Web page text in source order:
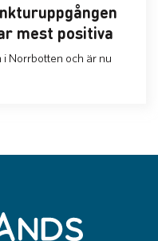
mest positiva
Norrbotten och är nu